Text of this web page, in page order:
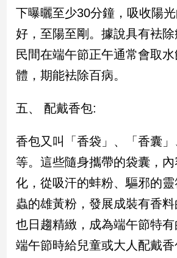
行/
時
尚
追
生
活
建
築/
室
內
設
計
下曝曬至少30分鐘，吸收陽
好，至陽至剛。據說具有袪除
民間在端午節正午通常會取
體，期能袪除百病。
五、 配戴香包:
香包又叫「香袋」、「香囊」
等。這些隨身攜帶的袋囊，
化，從吸汗的蚌粉、驅邪的
蟲的雄黃粉，發展成裝有香
也日趨精緻，成為端午節特有
端午節時給兒童或大人配戴